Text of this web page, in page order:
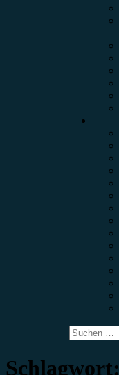
Suchen
nach:
Schlagwort: